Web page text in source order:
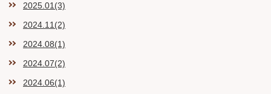
2025.01(3)
2024.11(2)
2024.08(1)
2024.07(2)
2024.06(1)